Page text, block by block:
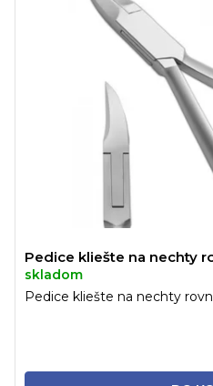
Pedice kliešte na nechty
skladom
Pedice kliešte na nechty